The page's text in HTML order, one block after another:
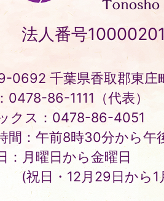
Tonosho
Town
法人番号
0692 千葉県香取郡東庄
0478-86-1111（代表）
クス：0478-86-4051
間：午前8時30分から午
：月曜日から金曜日
(祝日・12月29日から